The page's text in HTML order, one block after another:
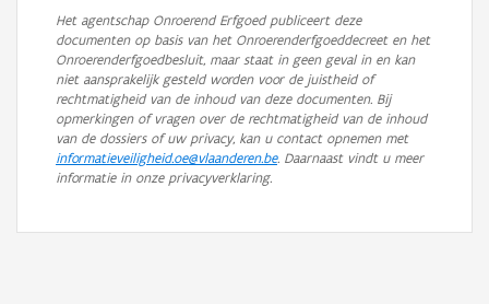
Het agentschap Onroerend Erfgoed publiceert deze
documenten op basis van het Onroerenderfgoeddecreet en het
Onroerenderfgoedbesluit, maar staat in geen geval in en kan
niet aansprakelijk gesteld worden voor de juistheid of
rechtmatigheid van de inhoud van deze documenten. Bij
opmerkingen of vragen over de rechtmatigheid van de inhoud
van de dossiers of uw privacy, kan u contact opnemen met
informatieveiligheid.oe@vlaanderen.be. Daarnaast vindt u meer
informatie in onze privacyverklaring.